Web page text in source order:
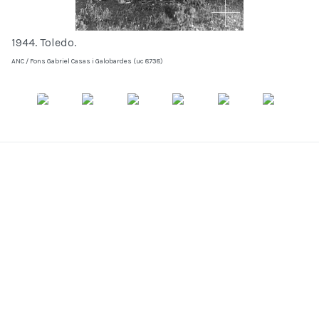
1944. Toledo.
ANC / Fons Gabriel Casas i Galobardes (uc 8738)